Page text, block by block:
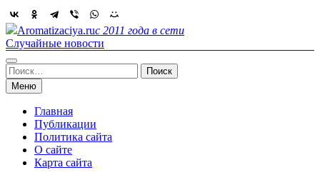
Skip
to
content
Aromatizaciya.ruс 2011 года в сети
Случайные новости
Найти:
Меню
Главная
Публикации
Политика сайта
О сайте
Карта сайта